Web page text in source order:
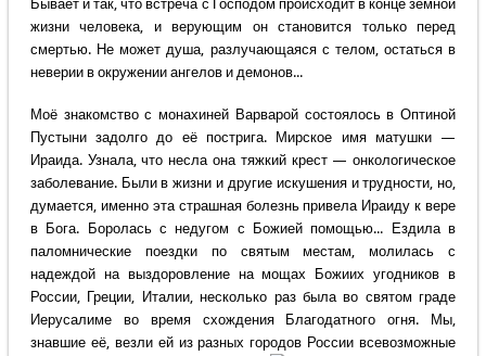
Бывает и так, что встреча с Господом происходит в конце земной
жизни человека, и верующим он становится только перед
смертью. Не может душа, разлучающаяся с телом, остаться в
неверии в окружении ангелов и демонов...
Моё знакомство с монахиней Варварой состоялось в Оптиной
Пустыни задолго до её пострига. Мирское имя матушки —
Ираида. Узнала, что несла она тяжкий крест — онкологическое
заболевание. Были в жизни и другие искушения и трудности, но,
думается, именно эта страшная болезнь привела Ираиду к вере
в Бога. Боролась с недугом с Божией помощью... Ездила в
паломнические поездки по святым местам, молилась с
надеждой на выздоровление на мощах Божиих угодников в
России, Греции, Италии, несколько раз была во святом граде
Иерусалиме во время схождения Благодатного огня. Мы,
знавшие её, везли ей из разных городов России всевозможные